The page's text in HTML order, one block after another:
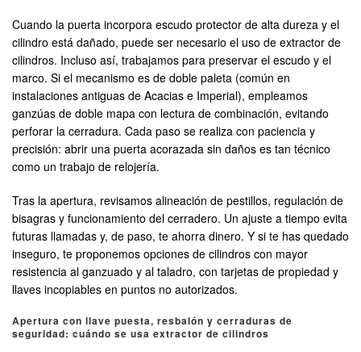
Cuando la puerta incorpora escudo protector de alta dureza y el
cilindro está dañado, puede ser necesario el uso de extractor de
cilindros. Incluso así, trabajamos para preservar el escudo y el
marco. Si el mecanismo es de doble paleta (común en
instalaciones antiguas de Acacias e Imperial), empleamos
ganzúas de doble mapa con lectura de combinación, evitando
perforar la cerradura. Cada paso se realiza con paciencia y
precisión: abrir una puerta acorazada sin daños es tan técnico
como un trabajo de relojería.
Tras la apertura, revisamos alineación de pestillos, regulación de
bisagras y funcionamiento del cerradero. Un ajuste a tiempo evita
futuras llamadas y, de paso, te ahorra dinero. Y si te has quedado
inseguro, te proponemos opciones de cilindros con mayor
resistencia al ganzuado y al taladro, con tarjetas de propiedad y
llaves incopiables en puntos no autorizados.
Apertura con llave puesta, resbalón y cerraduras de
seguridad: cuándo se usa extractor de cilindros